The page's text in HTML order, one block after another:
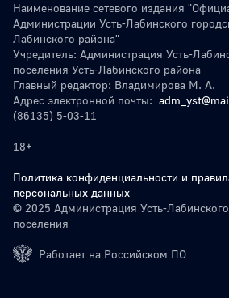
Наименование сетевого издания
Администрации Усть-Лабинского
Лабинского района"
Учредитель: Администрация Усть-
поселения Усть-Лабинского района
Главный редактор: Владимирова М. А.
Адрес электронной почты:
(86135) 5-03-11
18+
Политика конфиденциальности и
персональных данных
© 2025 Администрация Усть-
поселения
Работает на Российском ПО